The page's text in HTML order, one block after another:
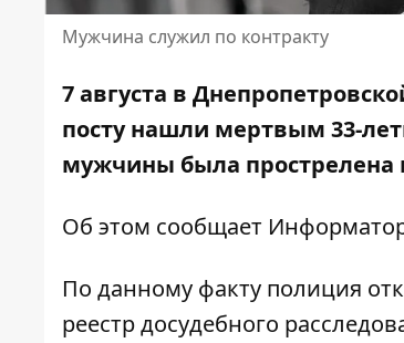
Мужчина служил по контракту
7 августа в
посту нашли мертвым 33-
мужчины была прострелена
Об этом сообщает
По данному факту полиция
реестр досудебного